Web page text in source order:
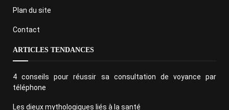
Plan du site
Contact
ARTICLES TENDANCES
4 conseils pour réussir sa consultation de voyance par
téléphone
Les dieux mythologiques liés à la santé